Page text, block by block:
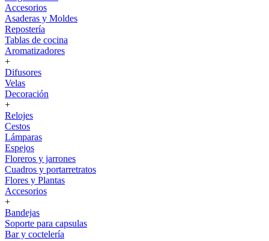
Accesorios
Asaderas y Moldes
Repostería
Tablas de cocina
Aromatizadores
+
Difusores
Velas
Decoración
+
Relojes
Cestos
Lámparas
Espejos
Floreros y jarrones
Cuadros y portarretratos
Flores y Plantas
Accesorios
+
Bandejas
Soporte para capsulas
Bar y coctelería